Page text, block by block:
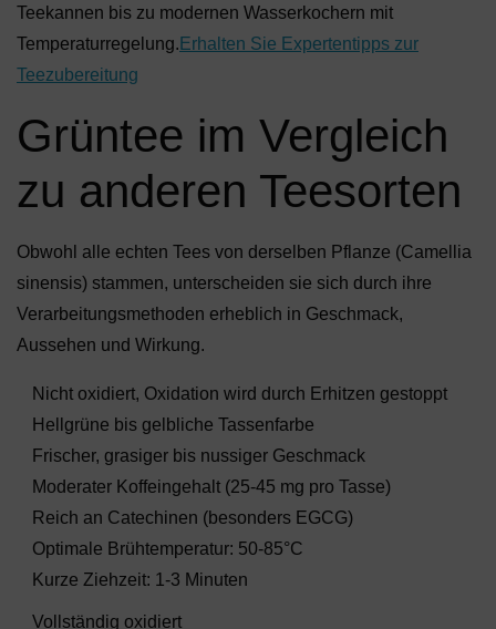
Teekannen bis zu modernen Wasserkochern mit
Temperaturregelung. Erhalten Sie Expertentipps zur
Teezubereitung
Grüntee im Vergleich
zu anderen Teesorten
Obwohl alle echten Tees von derselben Pflanze (Camellia
sinensis) stammen, unterscheiden sie sich durch ihre
Verarbeitungsmethoden erheblich in Geschmack,
Aussehen und Wirkung.
Nicht oxidiert, Oxidation wird durch Erhitzen gestoppt
Hellgrüne bis gelbliche Tassenfarbe
Frischer, grasiger bis nussiger Geschmack
Moderater Koffeingehalt (25-45 mg pro Tasse)
Reich an Catechinen (besonders EGCG)
Optimale Brühtemperatur: 50-85°C
Kurze Ziehzeit: 1-3 Minuten
Vollständig oxidiert